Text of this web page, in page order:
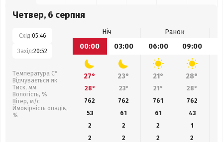
Четвер, 6 серпня
Схід:05:46
Захід:20:52
Температура С°
Відчувається як
Тиск, мм
Вологість, %
Вітер, м/с
Ймовірність опадів,
%
Ніч
Ранок
00:00
03:00 06:00 09:00
27° 23° 21° 28°
28° 23° 21° 28°
762
762 761 762
53
61 61
43
2
2 2
1
2
2 2 2